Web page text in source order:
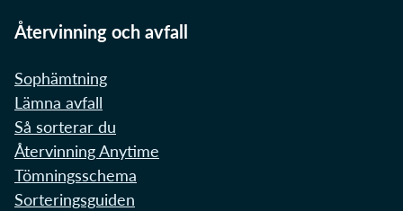
Återvinning och avfall
Sophämtning
Lämna avfall
Så sorterar du
Återvinning Anytime
Tömningsschema
Sorteringsguiden